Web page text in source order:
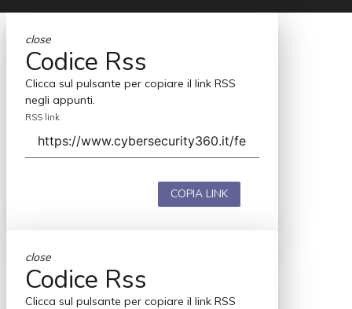
close
Codice Rss
Clicca sul pulsante per copiare il link RSS
negli appunti.
RSS link
COPIA LINK
close
Codice Rss
Clicca sul pulsante per copiare il link RSS